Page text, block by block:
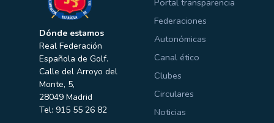
Dónde estamos
Real Federación
Española de Golf.
Calle del Arroyo del
Monte, 5,
28049 Madrid
Tel: 915 55 26 82
Federaciones
Autonómicas
Canal ético
Clubes
Circulares
Noticias